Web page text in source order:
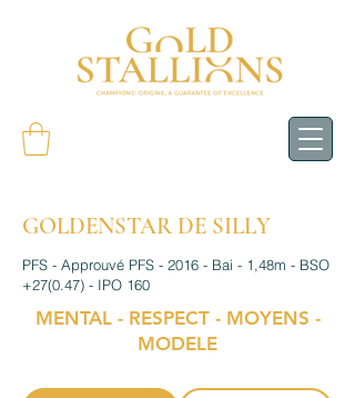
GOLDENSTAR DE SILLY
PFS - Approuvé PFS - 2016 - Bai - 1,48m - BSO
+27(0.47) - IPO 160
MENTAL - RESPECT - MOYENS -
MODELE